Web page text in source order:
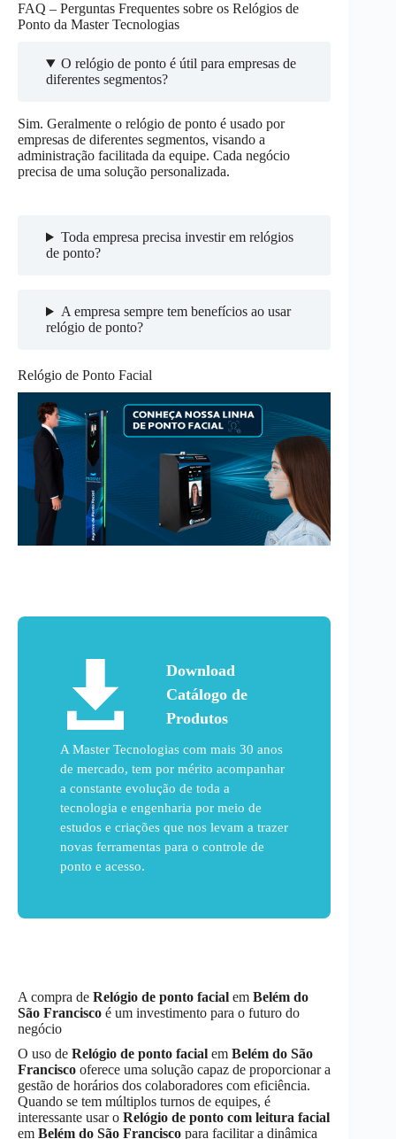
FAQ – Perguntas Frequentes sobre os Relógios de
Ponto da Master Tecnologias
O relógio de ponto é útil para empresas de
diferentes segmentos?
Sim. Geralmente o relógio de ponto é usado por
empresas de diferentes segmentos, visando a
administração facilitada da equipe. Cada negócio
precisa de uma solução personalizada.
Toda empresa precisa investir em relógios
de ponto?
A empresa sempre tem benefícios ao usar
relógio de ponto?
Relógio de Ponto Facial
Download
Catálogo de
Produtos
A Master Tecnologias com mais 30 anos
de mercado, tem por mérito acompanhar
a constante evolução de toda a
tecnologia e engenharia por meio de
estudos e criações que nos levam a trazer
novas ferramentas para o controle de
ponto e acesso.
A compra de Relógio de ponto facial em Belém do
São Francisco é um investimento para o futuro do
negócio
O uso de Relógio de ponto facial em Belém do São
Francisco oferece uma solução capaz de proporcionar a
gestão de horários dos colaboradores com eficiência.
Quando se tem múltiplos turnos de equipes, é
interessante usar o Relógio de ponto com leitura facial
em Belém do São Francisco para facilitar a dinâmica